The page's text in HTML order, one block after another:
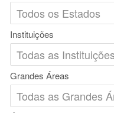
Instituições
Grandes Áreas